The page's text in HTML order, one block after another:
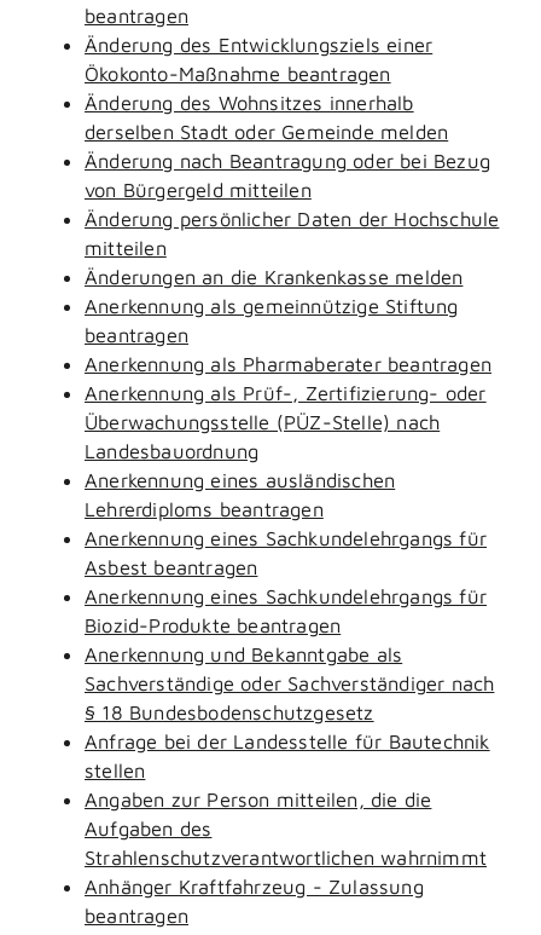
beantragen
Änderung des Entwicklungsziels einer
Ökokonto-Maßnahme beantragen
Änderung des Wohnsitzes innerhalb
derselben Stadt oder Gemeinde melden
Änderung nach Beantragung oder bei Bezug
von Bürgergeld mitteilen
Änderung persönlicher Daten der Hochschule
mitteilen
Änderungen an die Krankenkasse melden
Anerkennung als gemeinnützige Stiftung
beantragen
Anerkennung als Pharmaberater beantragen
Anerkennung als Prüf-, Zertifizierung- oder
Überwachungsstelle (PÜZ-Stelle) nach
Landesbauordnung
Anerkennung eines ausländischen
Lehrerdiploms beantragen
Anerkennung eines Sachkundelehrgangs für
Asbest beantragen
Anerkennung eines Sachkundelehrgangs für
Biozid-Produkte beantragen
Anerkennung und Bekanntgabe als
Sachverständige oder Sachverständiger nach
§ 18 Bundesbodenschutzgesetz
Anfrage bei der Landesstelle für Bautechnik
stellen
Angaben zur Person mitteilen, die die
Aufgaben des
Strahlenschutzverantwortlichen wahrnimmt
Anhänger Kraftfahrzeug - Zulassung
beantragen